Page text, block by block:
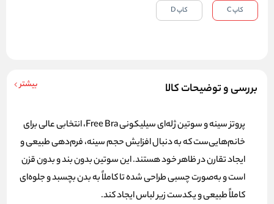
بررسی و توضیحات کالا بیشتر
پروتز سینه و سوتین ژله‌ای سیلیکونیFree Bra، انتخابی عالی برای
خانم‌هایی‌ست که به دنبال افزایش حجم سینه، فرم‌دهی طبیعی و
ایجاد تقارن در ظاهر خود هستند. این سوتین بدون بند و بدون قزن
است و به‌صورت چسبی طراحی شده تا کاملاً به بدن بچسبد و جلوه‌ای
کاملاً طبیعی و یکدست زیر لباس ایجاد کند.
کاپ C کاپ D